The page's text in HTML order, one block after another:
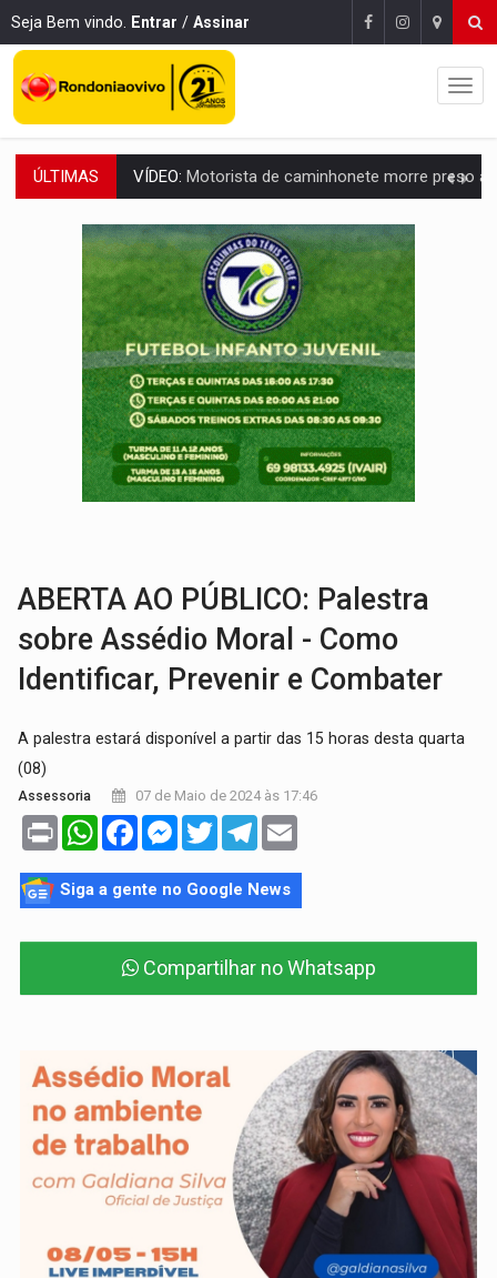
Seja Bem vindo. Entrar / Assinar
ÚLTIMAS LAZER:Seis lugares gratuitos para aproveitar o fim de semana
VÍDEO:FTICCO e Força Tática prendem membro do CV com arma e drogas
INCLUSÃO:Prefeitura fortalece parceria com a APAE para ampliar ações
DEFESA:Exército testa inovações no combate a drones durante
TEMAS SOCIOAMBIENTAIS:Em Itapuã do Oeste, CINEMAZÔNIA leva cinema
PREVISÃO:Interior de Rondônia terá sábado (8) de calor intenso
INFRAESTRUTURA:Após quase 30 anos de espera, asfalto chega ao
A ILHA:Coreografia de Rondônia estreia na programação do Festival de
Motorista de caminhonete morre preso às ferragens em colisão
ABERTA AO PÚBLICO: Palestra
sobre Assédio Moral - Como
Identificar, Prevenir e Combater
A palestra estará disponível a partir das 15 horas desta quarta
(08)
Assessoria 07 de Maio de 2024 às 17:46
Print WhatsAppFacebookMessenger
TwitterTelegram
Siga a gente no Google News
Compartilhar no Whatsapp